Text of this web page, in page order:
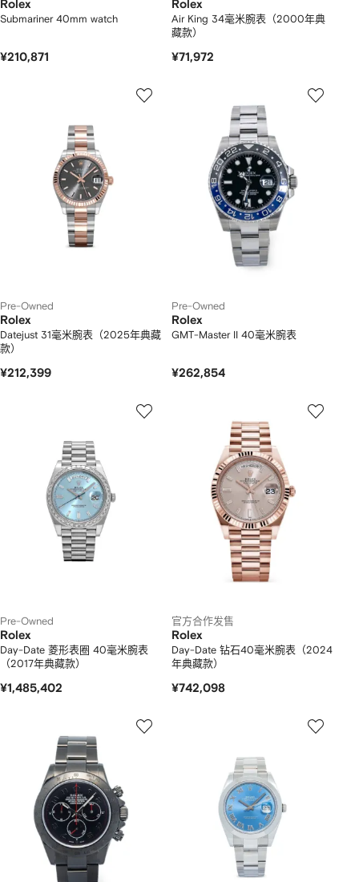
Rolex
Submariner 40mm watch
¥210,871
Rolex
Air King 34毫米腕表（2000年典
藏款）
¥71,972
Pre-Owned
Rolex
Datejust 31毫米腕表（2025年典藏
款）
¥212,399
Pre-Owned
Rolex
GMT-Master II 40毫米腕表
¥262,854
Pre-Owned
Rolex
Day-Date 菱形表圈 40毫米腕表
（2017年典藏款）
¥1,485,402
官方合作发售
Rolex
Day-Date 钻石40毫米腕表（2024
年典藏款）
¥742,098